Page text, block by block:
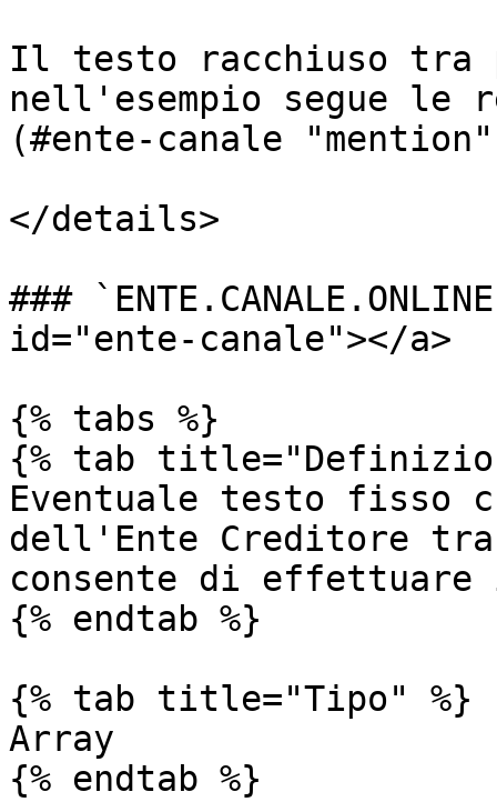
Il testo racchiuso tra
nell'esempio segue le
(#ente-canale
</details>
###
id="ente-canale"></a>
{% tabs %}
{% tab
Eventuale testo fisso
dell'Ente Creditore
consente di
{% endtab %}
{% tab title="Tipo" %}
Array
{% endtab %}